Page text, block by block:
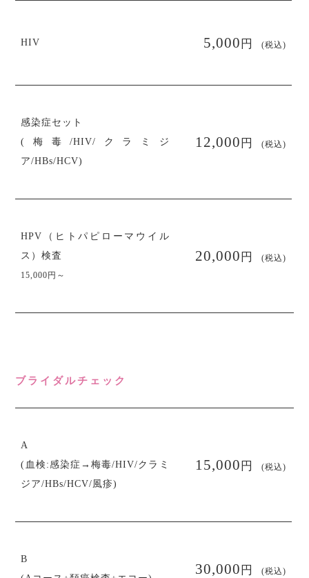
HIV 5,000円 (税込)
感染症セット
(梅毒/HIV/クラミジ
ア/HBs/HCV)
12,000円 (税込)
HPV（ヒトパピローマウイル
ス）検査
15,000円～
20,000円 (税込)
ブライダルチェック
A
(血検:感染症→梅毒/HIV/クラミ
ジア/HBs/HCV/風疹)
15,000円 (税込)
B
30,000円 (税込)